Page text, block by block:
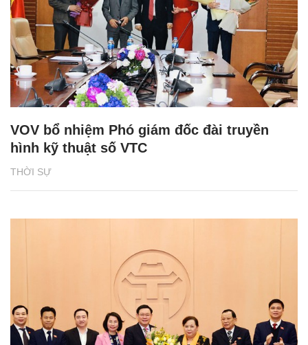
THỜI SỰ
VOV bổ nhiệm Phó giám đốc đài truyền
hình kỹ thuật số VTC